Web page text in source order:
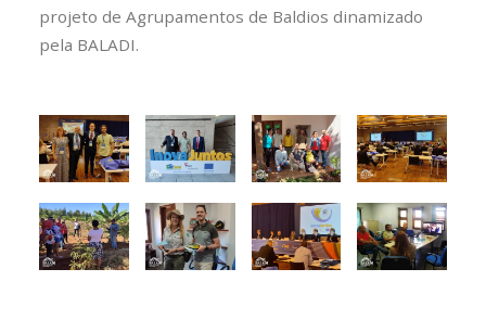
projeto de Agrupamentos de Baldios dinamizado
pela BALADI.